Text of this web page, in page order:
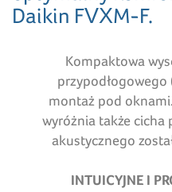
Daikin FVXM-F.
Kompaktowa
montaż pod
wyróżnia także cicha
akustycznego
INTUICYJNE I